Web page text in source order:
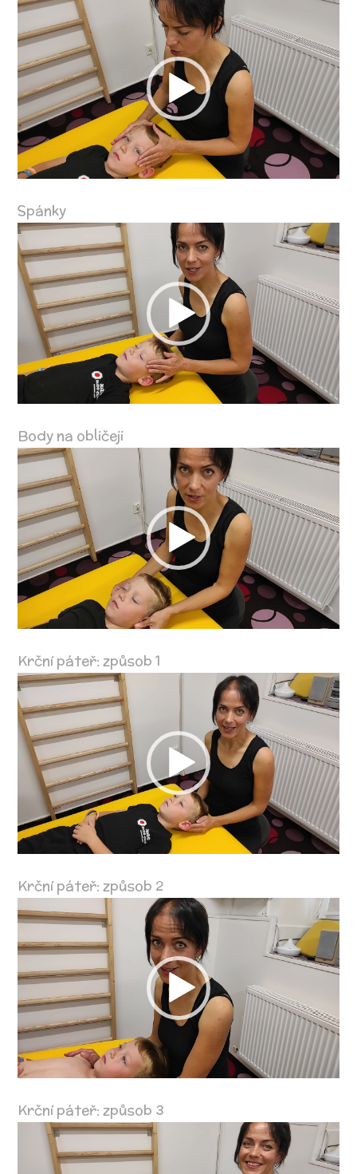
Video
přehrávač
Spánky
Video
přehrávač
Body na obličeji
Video
přehrávač
Krční páteř: způsob 1
Video
přehrávač
Krční páteř: způsob 2
Video
přehrávač
Krční páteř: způsob 3
Video
přehrávač